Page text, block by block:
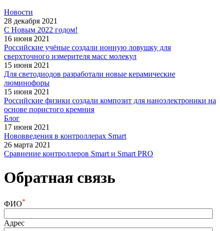
Новости
28 декабря 2021
С Новым 2022 годом!
16 июня 2021
Российские учёные создали ионную ловушку для
сверхточного измерителя масс молекул
15 июня 2021
Для светодиодов разработали новые керамические
люминофоры
15 июня 2021
Российские физики создали композит для наноэлектроники на
основе пористого кремния
Блог
17 июня 2021
Нововведения в контроллерах Smart
26 марта 2021
Сравнение контроллеров Smart и Smart PRO
Обратная связь
ФИО*
Адрес